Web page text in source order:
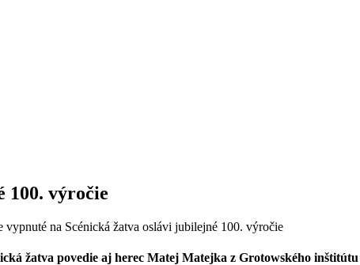
100. výročie
vypnuté na Scénická žatva oslávi jubilejné 100. výročie
žatva povedie aj herec Matej Matejka z Grotowského